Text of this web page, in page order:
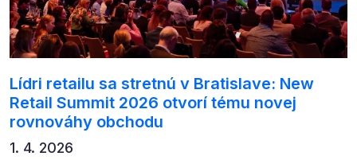
Lídri retailu sa stretnú v Bratislave: New
Retail Summit 2026 otvorí tému novej
rovnováhy obchodu
1. 4. 2026